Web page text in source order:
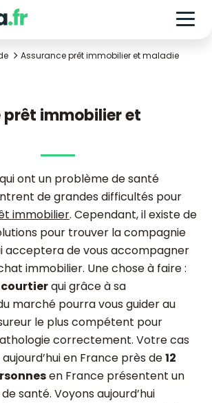
Assurance prêt immobilier et maladie
prêt immobilier et
ont un problème de santé
de grandes difficultés pour
immobilier. Cependant, il existe de
pour trouver la compagnie
acceptera de vous accompagner
immobilier. Une chose à faire :
courtierqui grâce à sa
marché pourra vous guider au
le plus compétent pour
correctement. Votre cas
aujourd’hui en France près de12
en France présentent un
santé. Voyons aujourd’hui